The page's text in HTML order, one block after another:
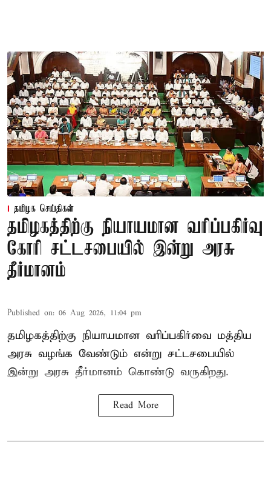
தமிழக செய்திகள்
தமிழகத்திற்கு நியாயமான வரிப்பகிர்வு
கோரி சட்டசபையில் இன்று அரசு
தீர்மானம்
Published on: 06 Aug 2026, 11:04 pm
தமிழகத்திற்கு நியாயமான வரிப்பகிர்வை மத்திய
அரசு வழங்க வேண்டும் என்று சட்டசபையில்
இன்று அரசு தீர்மானம் கொண்டு வருகிறது.
Read More